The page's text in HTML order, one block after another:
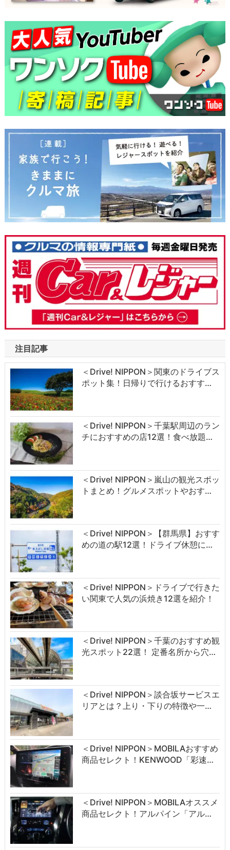
注目記事
＜Drive! NIPPON＞関東のドライブス
ポット集！日帰りで行けるおすす…
＜Drive! NIPPON＞千葉駅周辺のラン
チにおすすめの店12選！食べ放題…
＜Drive! NIPPON＞嵐山の観光スポッ
トまとめ！グルメスポットやおす…
＜Drive! NIPPON＞【群馬県】おすす
めの道の駅12選！ドライブ休憩に…
＜Drive! NIPPON＞ドライブで行きた
い関東で人気の浜焼き12選を紹介！
＜Drive! NIPPON＞千葉のおすすめ観
光スポット22選！ 定番名所から穴…
＜Drive! NIPPON＞談合坂サービスエ
リアとは？上り・下りの特徴や一…
＜Drive! NIPPON＞MOBILAおすすめ
商品セレクト！KENWOOD「彩速…
＜Drive! NIPPON＞MOBILAオススメ
商品セレクト！アルパイン「アル…